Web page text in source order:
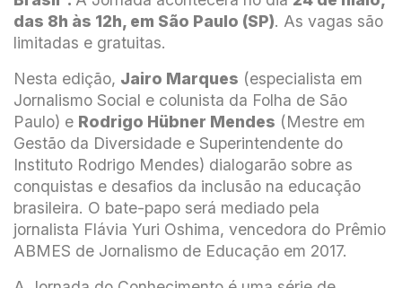
das 8h às 12h, em São Paulo (SP). As vagas são
limitadas e gratuitas.
Nesta edição, Jairo Marques (especialista em
Jornalismo Social e colunista da Folha de São
Paulo) e Rodrigo Hübner Mendes (Mestre em
Gestão da Diversidade e Superintendente do
Instituto Rodrigo Mendes) dialogarão sobre as
conquistas e desafios da inclusão na educação
brasileira. O bate-papo será mediado pela
jornalista Flávia Yuri Oshima, vencedora do Prêmio
ABMES de Jornalismo de Educação em 2017.